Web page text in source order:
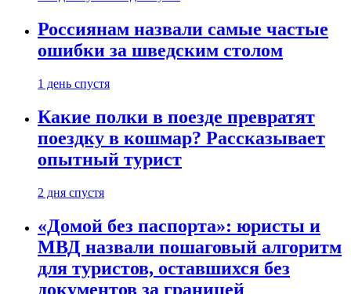
Россиянам назвали самые частые
ошибки за шведским столом
1 день спустя
Какие полки в поезде превратят
поездку в кошмар? Рассказывает
опытный турист
2 дня спустя
«Домой без паспорта»: юристы и
МВД назвали пошаговый алгоритм
для туристов, оставшихся без
документов за границей